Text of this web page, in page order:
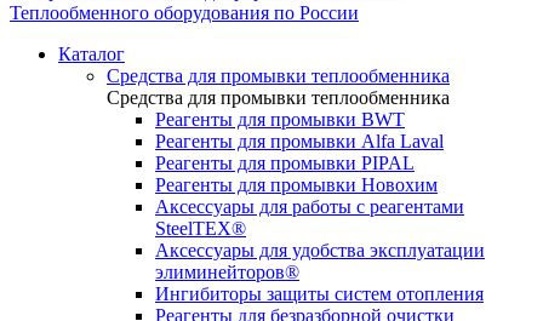
Каталог
Средства для промывки теплообменника
Средства для промывки теплообменника
Реагенты для промывки BWT
Реагенты для промывки Alfa Laval
Реагенты для промывки PIPAL
Реагенты для промывки Новохим
Аксессуары для работы с реагентами
SteelTEX®
Аксессуары для удобства эксплуатации
элиминейторов®
Ингибиторы защиты систем отопления
Реагенты для безразборной очистки